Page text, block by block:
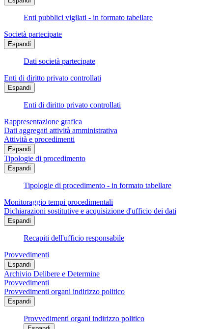
Enti pubblici vigilati - in formato tabellare
Società partecipate
Espandi
Dati società partecipate
Enti di diritto privato controllati
Espandi
Enti di diritto privato controllati
Rappresentazione grafica
Dati aggregati attività amministrativa
Attività e procedimenti
Espandi
Tipologie di procedimento
Espandi
Tipologie di procedimento - in formato tabellare
Monitoraggio tempi procedimentali
Dichiarazioni sostitutive e acquisizione d'ufficio dei dati
Espandi
Recapiti dell'ufficio responsabile
Provvedimenti
Espandi
Archivio Delibere e Determine
Provvedimenti
Provvedimenti organi indirizzo politico
Espandi
Provvedimenti organi indirizzo politico